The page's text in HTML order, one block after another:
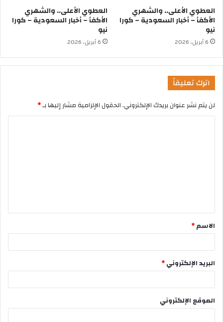
العطوي الأعلى.. والشهري
الأكفأ – أخبار السعودية – كورا
نيو
6 أبريل، 2026
العطوي الأعلى.. والشهري
الأكفأ – أخبار السعودية – كورا
نيو
6 أبريل، 2026
اترك تعليقاً
لن يتم نشر عنوان بريدك الإلكتروني.الحقول الإلزامية مشار إليها بـ*
الاسم*
البريد الإلكتروني*
الموقع الإلكتروني